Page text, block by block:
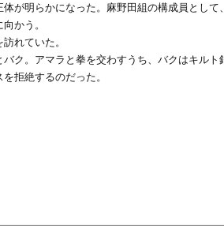
が明らかになった。麻野田組の構成員として
かう。
れていた。
ク。アマラと拳を交わすうち、バクはキル
拒絶するのだった。